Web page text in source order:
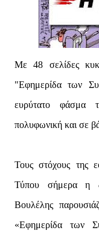
Με 48 σελίδες
"Εφημερίδα των
ευρύτατο φάσμα
πολυφωνική και σε
Τους στόχους της
Τύπου σήμερα η
Βουλέλης
«Εφημερίδα των